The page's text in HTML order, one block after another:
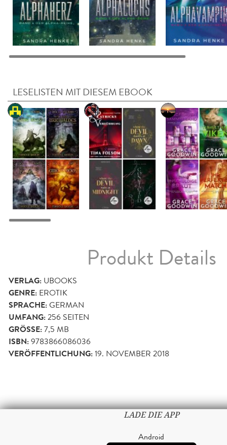
LESELISTEN MIT DIESEM EBOOK
Produkt Details
VERLAG: UBOOKS
GENRE: EROTIK
SPRACHE:GERMAN
UMFANG:256 SEITEN
GRÖSSE: 7,5 MB
ISBN:9783866086036
VERÖFFENTLICHUNG:19. NOVEMBER 2018
LADE DIE APP
Android